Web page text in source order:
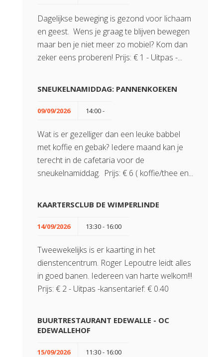
Dagelijkse beweging is gezond voor lichaam
en geest. Wens je graag te blijven bewegen
maar ben je niet meer zo mobiel? Kom dan
zeker eens proberen! Prijs: € 1 - Uitpas -...
SNEUKELNAMIDDAG: PANNENKOEKEN
09/09/2026 14:00 -
Wat is er gezelliger dan een leuke babbel
met koffie en gebak? Iedere maand kan je
terecht in de cafetaria voor de
sneukelnamiddag. Prijs: € 6 ( koffie/thee en...
KAARTERSCLUB DE WIMPERLINDE
14/09/2026 13:30 - 16:00
Tweewekelijks is er kaarting in het
dienstencentrum. Roger Lepoutre leidt alles
in goed banen. Iedereen van harte welkom!!!
Prijs: € 2 - Uitpas -kansentarief: € 0.40
BUURTRESTAURANT EDEWALLE - OC
EDEWALLEHOF
15/09/2026 11:30 - 16:00